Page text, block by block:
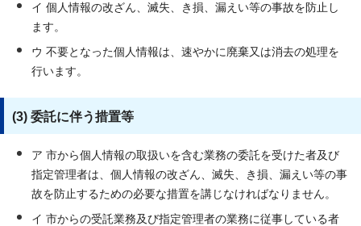
イ 個人情報の改ざん、滅失、き損、漏えい等の事故を防止し
ます。
ウ 不要となった個人情報は、速やかに廃棄又は消去の処理を
行います。
(3) 委託に伴う措置等
ア 市から個人情報の取扱いを含む業務の委託を受けた者及び
指定管理者は、個人情報の改ざん、滅失、き損、漏えい等の事
故を防止するための必要な措置を講じなければなりません。
イ 市からの受託業務及び指定管理者の業務に従事している者